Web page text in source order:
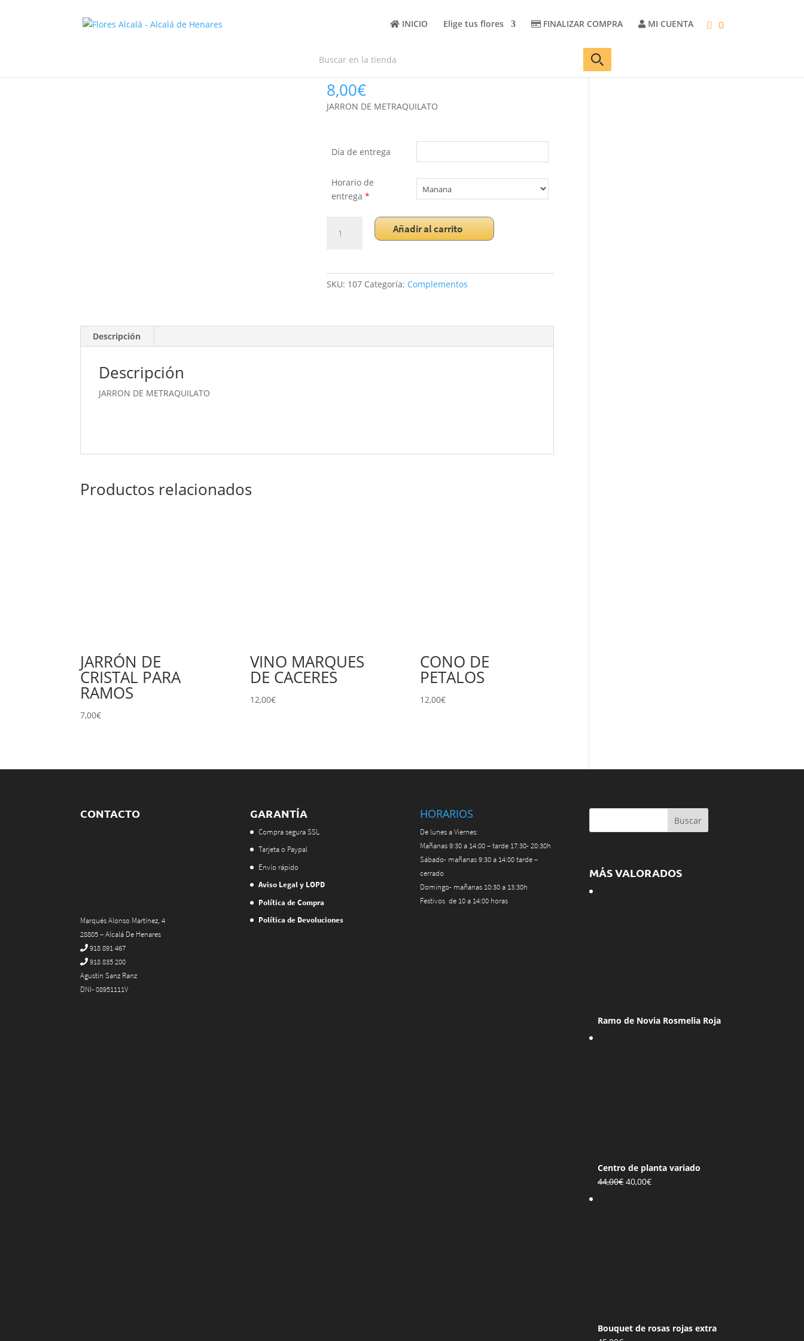
INICIO Elige tus flores FINALIZAR COMPRA MI CUENTA 0
JARRON DE PLASTICO
8,00€
JARRON DE METRAQUILATO
Día de entrega
Horario de
entrega*
Añadir al carrito
SKU: 107 Categoría: Complementos
Descripción
Descripción
JARRON DE METRAQUILATO
Productos relacionados
JARRÓN DE
CRISTAL PARA
RAMOS
7,00€
VINO MARQUES
DE CACERES
12,00€
CONO DE
PETALOS
12,00€
CONTACTO
Marqués Alonso Martínez, 4
28805 – Alcalá De Henares
918 891 467
918 835 200
Agustín Sanz Ranz
DNI- 08951111V
GARANTÍA
Compra segura SSL
Tarjeta o Paypal
Envío rápido
Aviso Legal y LOPD
Política de Compra
Política de Devoluciones
HORARIOS
De lunes a Viernes:
Mañanas 9:30 a 14:00 – tarde 17:30- 20:30h
Sábado- mañanas 9:30 a 14:00 tarde –
cerrado
Domingo- mañanas 10:30 a 13:30h
Festivos de 10 a 14:00 horas
MÁS VALORADOS
Ramo de Novia Rosmelia Roja
Centro de planta variado
44,00€ El
40,00€El
Bouquet de rosas rojas extra